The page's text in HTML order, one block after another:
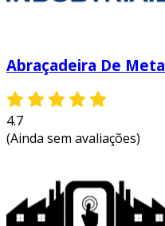
Abraçadeira De
4.7
(Ainda sem avaliações)